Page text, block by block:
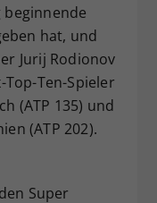
beginnende
hat, und
Jurij Rodionov
Top-Ten-Spieler
(ATP 135) und
(ATP 202).
Super